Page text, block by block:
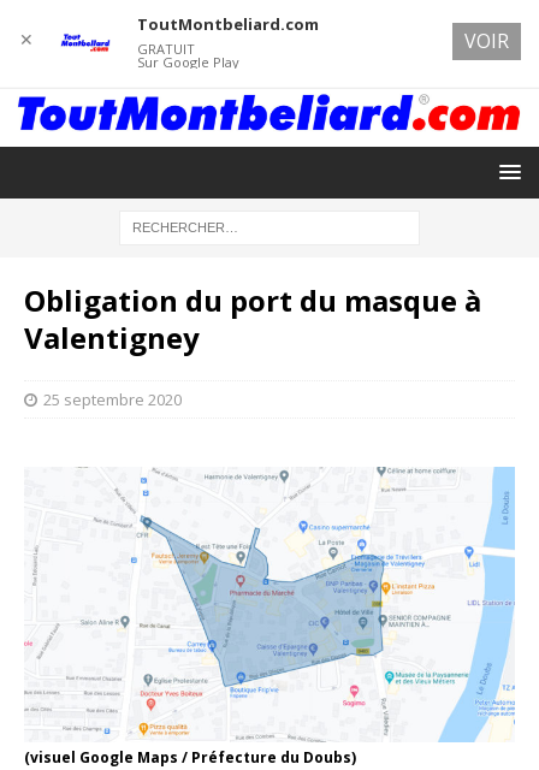
Obligation du port du masque à
Valentigney
25 septembre 2020
(visuel Google Maps / Préfecture du Doubs)
✕
ToutMontbeliard.com
GRATUIT
Sur Google Play
VOIR